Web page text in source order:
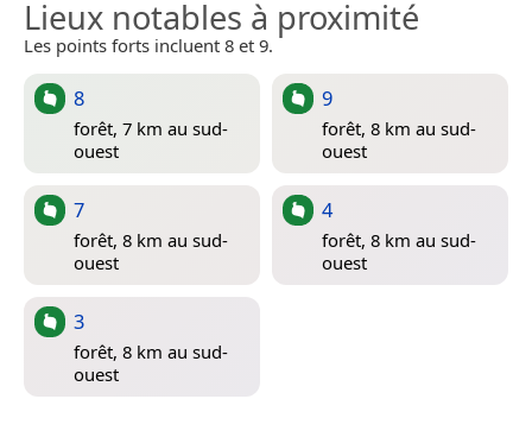
Lieux notables à proximité
Les points forts incluent 8 et 9.
8
forêt, 7 km au sud-
ouest
9
forêt, 8 km au sud-
ouest
7
forêt, 8 km au sud-
ouest
4
forêt, 8 km au sud-
ouest
3
forêt, 8 km au sud-
ouest